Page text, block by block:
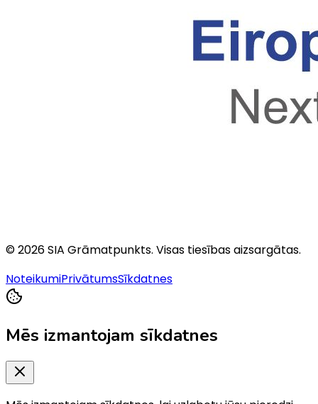
©2026SIA Grāmatpunkts. Visas tiesības aizsargātas.
NoteikumiPrivātumsSīkdatnes
Mēs izmantojam sīkdatnes